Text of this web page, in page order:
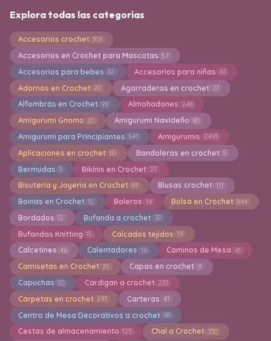
Explora todas las categorías
Accesorios crochet 319
Accesorios en Crochet para Mascotas 57
Accesorios para bebes 62 Accesorios para niñas 61
Adornos en Crochet 20 Agarraderas en crochet 21
Alfombras en Crochet 99 Almohadones 248
Amigurumi Gnomo 20 Amigurumi Navideño 80
Amigurumi para Principiantes 541 Amigurumis 2493
Aplicaciones en crochet 60 Bandoleras en crochet 5
Bermudas 3 Bikinis en Crochet 27
Bisuteria y Joyeria en Crochet 89 Blusas crochet 111
Boinas en Crochet 12 Boleros 14 Bolsa en Crochet 844
Bordados 12 Bufanda a crochet 32
Bufandas Knitting 15 Calcados tejidos 19
Calcetines 46 Calentadores 16 Caminos de Mesa 41
Camisetas en Crochet 25 Capas en crochet 9
Capuchas 50 Cardigan a crochet 233
Carpetas en crochet 293 Carteras 41
Centro de Mesa Decorativos a crochet 48
Cestas de almacenamiento 123 Chal a Crochet 330